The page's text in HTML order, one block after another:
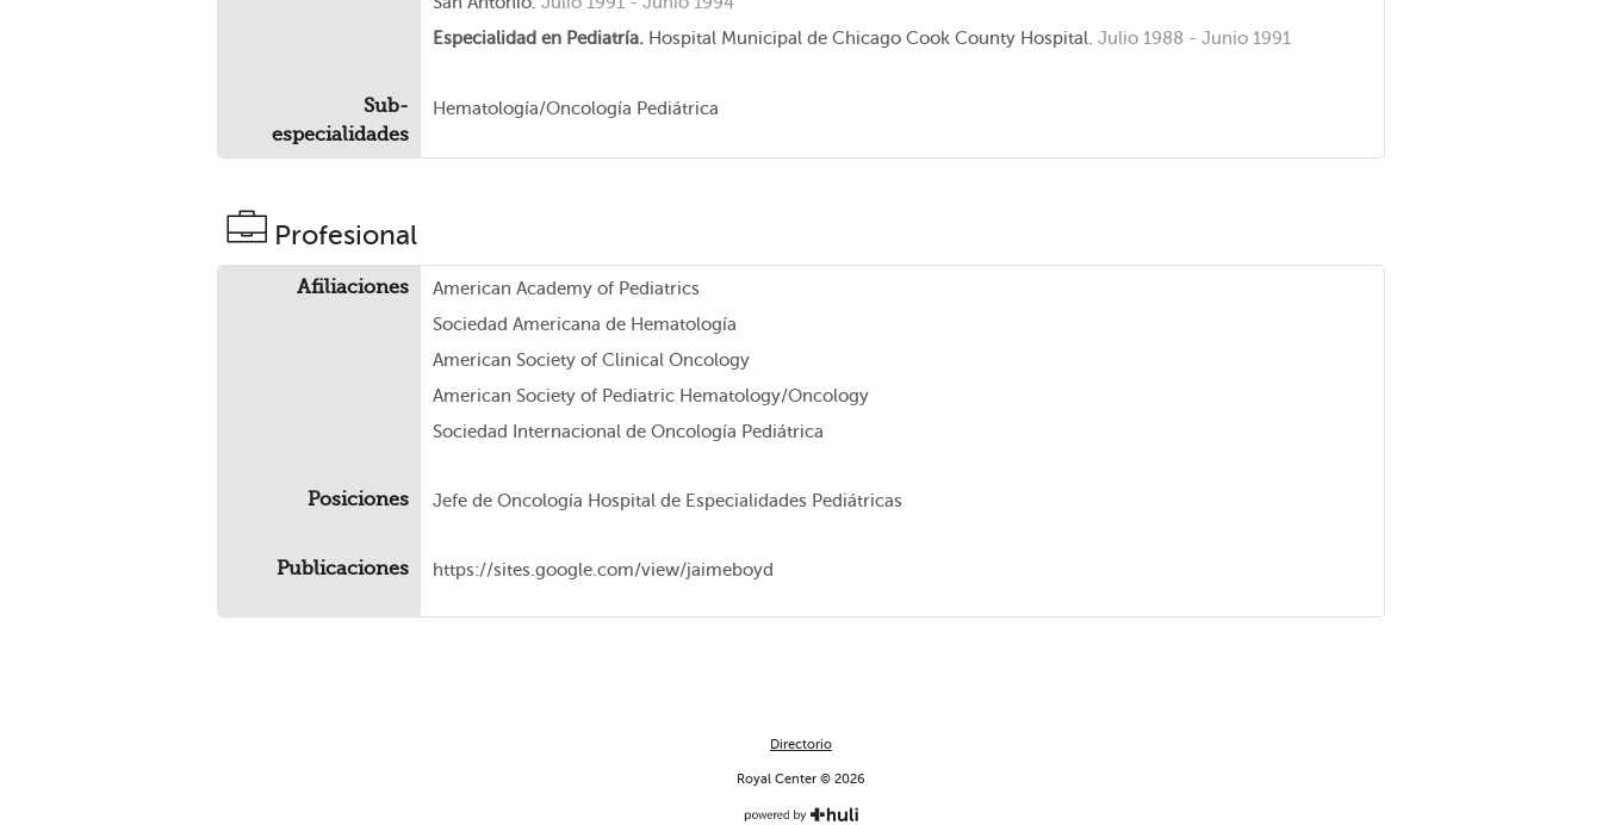
Especialidad en Pediatría. Hospital Municipal de Chicago Cook County Hospital. Julio 1988 - Junio 1991
Sub-
especialidades
Hematología/Oncología Pediátrica
Profesional
Afiliaciones
American Academy of Pediatrics
Sociedad Americana de Hematología
American Society of Clinical Oncology
American Society of Pediatric Hematology/Oncology
Sociedad Internacional de Oncología Pediátrica
Posiciones Jefe de Oncología Hospital de Especialidades Pediátricas
Publicaciones https://sites.google.com/view/jaimeboyd
Directorio
Royal Center © 2026